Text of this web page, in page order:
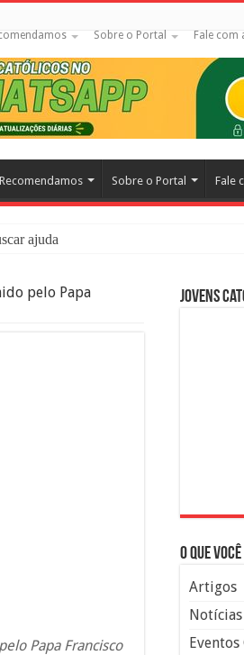
Sobre o Portal Fale com
Recomendamos Sobre o Portal Fale
ajuda
Que Vai Tocar os Católicos no
pelo Papa
Papa Francisco
Jovens
O que
Artigos